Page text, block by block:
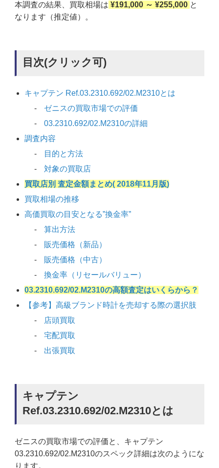
本調査の結果、買取相場は ¥191,000 ～ ¥255,000 と
なります（推定値）。
目次(クリック可)
キャプテン Ref.03.2310.692/02.M2310とは
ゼニスの買取市場での評価
03.2310.692/02.M2310の詳細
調査内容
目的と方法
対象の買取店
買取店別 査定金額まとめ( 2018年11月版)
買取相場の推移
高価買取の目安となる”換金率”
算出方法
販売価格（新品）
販売価格（中古）
換金率（リセールバリュー）
03.2310.692/02.M2310の高額査定はいくらから？
【参考】高級ブランド時計を売却する際の選択肢
店頭買取
宅配買取
出張買取
キャプテン
Ref.03.2310.692/02.M2310とは
ゼニスの買取市場での評価と、キャプテン
03.2310.692/02.M2310のスペック詳細は次のようにな
ります。